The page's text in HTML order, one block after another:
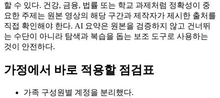
할 수 있다. 건강, 금융, 법률 또는 학교 과제처럼 정확성이 중
요한 주제는 원본 영상의 해당 구간과 제작자가 제시한 출처를
직접 확인해야 한다. AI 요약은 원본을 검증하지 않고 건너뛰
는 수단이 아니라 탐색과 복습을 돕는 보조 도구로 사용하는
것이 안전하다.
가정에서 바로 적용할 점검표
가족 구성원별 계정을 분리했다.